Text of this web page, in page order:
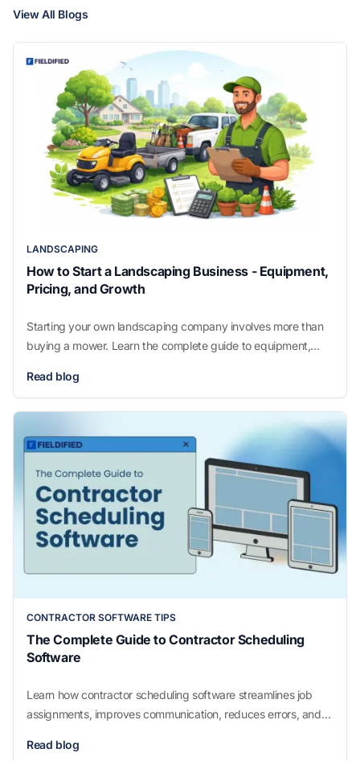
View All Blogs
LANDSCAPING
How to Start a Landscaping Business - Equipment,
Pricing, and Growth
Starting your own landscaping company involves more than
buying a mower. Learn the complete guide to equipment,
landscaping business.
Read blog
CONTRACTOR SOFTWARE TIPS
The Complete Guide to Contractor Scheduling
Software
Learn how contractor scheduling software streamlines job
assignments, improves communication, reduces errors, and
benefits, and tips to choose the best scheduling tool.
Read blog